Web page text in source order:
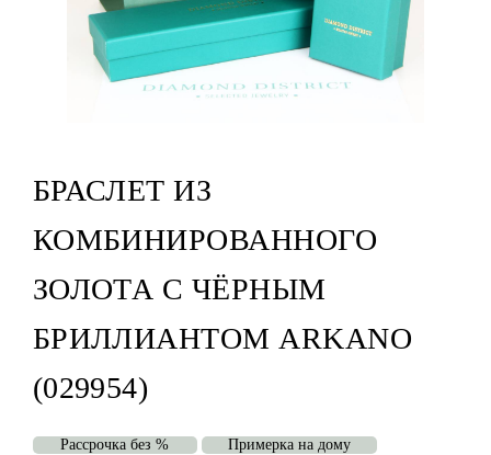
БРАСЛЕТ ИЗ
КОМБИНИРОВАННОГО
ЗОЛОТА С ЧЁРНЫМ
БРИЛЛИАНТОМ ARKANO
(029954)
Рассрочка без % Примерка на дому